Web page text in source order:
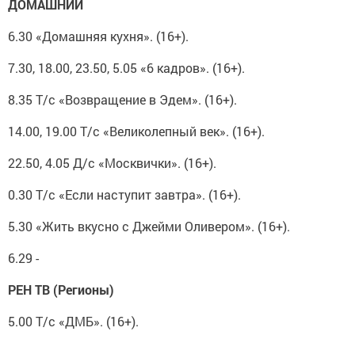
ДОМАШНИЙ
6.30 «Домашняя кухня». (16+).
7.30, 18.00, 23.50, 5.05 «6 кадров». (16+).
8.35 Т/с «Возвращение в Эдем». (16+).
14.00, 19.00 Т/с «Великолепный век». (16+).
22.50, 4.05 Д/с «Москвички». (16+).
0.30 Т/с «Если наступит завтра». (16+).
5.30 «Жить вкусно с Джейми Оливером». (16+).
6.29 -
РЕН ТВ (Регионы)
5.00 Т/с «ДМБ». (16+).